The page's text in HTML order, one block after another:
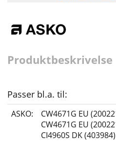
Produktbeskrivelse
Passer bl.a. til:
ASKO: CW4671G EU
CW4671G EU
CI4960S DK (403984)